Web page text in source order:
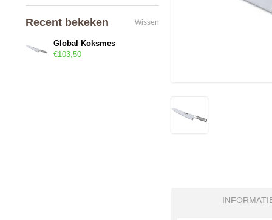
Recent bekeken Wissen
Global Koksmes
€103,50